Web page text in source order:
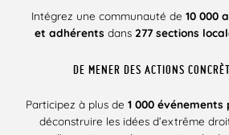
Intégrez une communauté de 10 000
et adhérents dans 277 sections
DE MENER DES ACTIONS
Participez à plus de 1 000 événements
déconstruire les idées d’extrême